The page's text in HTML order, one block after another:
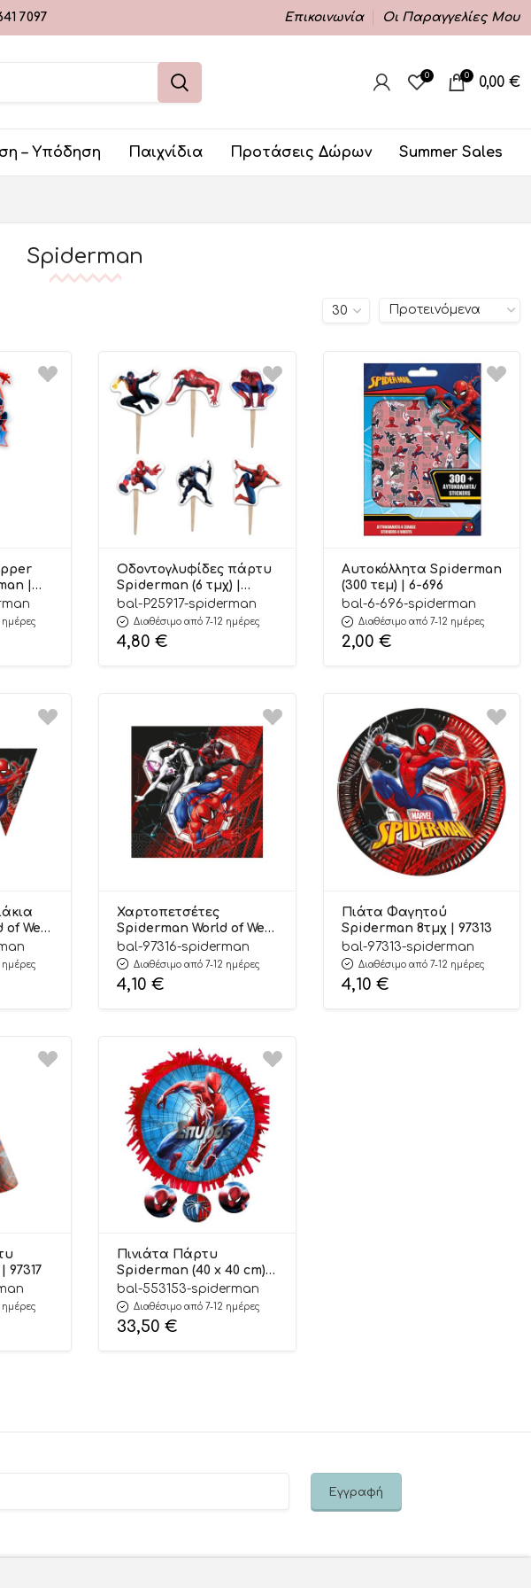
7097 Επικοινωνία Οι Παραγγελίες Μου
0 0 0,00 €
– Υπόδηση Παιχνίδια Προτάσεις Δώρων Summer Sales
Spiderman
|
ημέρες
Οδοντογλυφίδες πάρτυ
Spiderman (6 τμχ) |
P25917
bal-P25917-spiderman
Διαθέσιμο από 7-12 ημέρες
4,80 €
Αυτοκόλλητα Spiderman
(300 τεμ) | 6-696
bal-6-696-spiderman
Διαθέσιμο από 7-12 ημέρες
2,00 €
of Web
ημέρες
Χαρτοπετσέτες
Spiderman World of Web
20 τμχ (33x33cm) | 97316
bal-97316-spiderman
Διαθέσιμο από 7-12 ημέρες
4,10 €
Πιάτα Φαγητού
Spiderman 8τμχ | 97313
bal-97313-spiderman
Διαθέσιμο από 7-12 ημέρες
4,10 €
97317
ημέρες
Πινιάτα Πάρτυ
Spiderman (40 x 40 cm) |
553153
bal-553153-spiderman
Διαθέσιμο από 7-12 ημέρες
33,50 €